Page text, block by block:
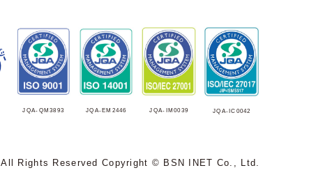
JQA-QM3893 JQA-EM2446 JQA-IM0039 JQA-IC0042
All Rights Reserved Copyright © BSN INET Co., Ltd.